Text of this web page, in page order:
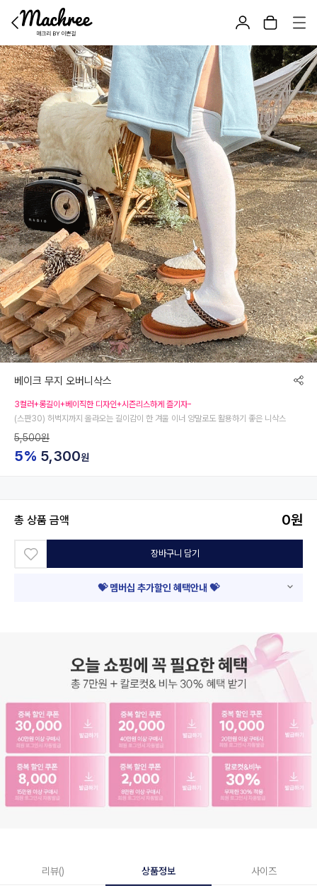
베이크 무지 오버니삭스
3컬러+롱길이+베이직한 디자인+시즌리스하게 즐기자-
(스판30) 허벅지까지 올라오는 길이감이 한 겨울 이너 양말로도 활용하기 좋은 니삭스
5,500원
5% 5,300원
총 상품 금액 0원
장바구니 담기
💝 멤버십 추가할인 혜택안내 💝
리뷰() 상품정보 사이즈